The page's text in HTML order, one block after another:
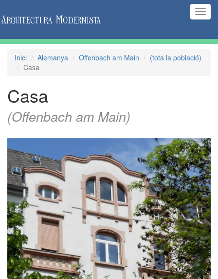
Inici Alemanya Offenbach am Main
(tota la població)
Casa
Casa
(Offenbach am Main)